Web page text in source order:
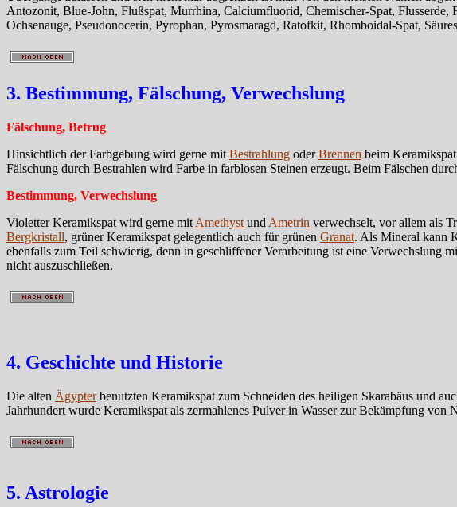
Antozonit, Blue-John, Flußspat, Murrhina, Calciumfluorid, Chemischer-Spat,
Ochsenauge, Pseudonocerin, Pyrophan, Pyrosmaragd, Ratofkit, Rhomboidal-Spat,
3. Bestimmung, Fälschung, Verwechslung
Fälschung, Betrug
Hinsichtlich der Farbgebung wird gerne mit Bestrahlung oderBrennen beim
Fälschung durch Bestrahlen wird Farbe in farblosen Steinen erzeugt. Beim Fälschen
Bestimmung, Verwechslung
Violetter Keramikspat wird gerne mit Amethyst und Ametrin verwechselt, vor allem als
Bergkristall, grüner Keramikspat gelegentlich auch für grünen Granat. Als Mineral kann
ebenfalls zum Teil schwierig, denn in geschliffener Verarbeitung ist eine Verwechslung
nicht auszuschließen.
4. Geschichte und Historie
Die alten Ägypterbenutzten Keramikspat zum Schneiden des heiligen Skarabäus und
Jahrhundert wurde Keramikspat als zermahlenes Pulver in Wasser zur Bekämpfung von
5. Astrologie